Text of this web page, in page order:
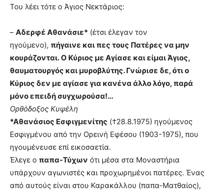
Του λέει τότε ο Άγιος Νεκτάριος:
– Αδερφέ Αθανάσιε* (έτσι έλεγαν τον
ηγούμενο), πήγαινε και πες τους Πατέρες να μην
κουράζονται. Ο Κύριος με Αγίασε και είμαι Άγιος,
θαυματουργός και μυροβλύτης. Γνώρισε δε, ότι ο
Κύριος δεν με αγίασε για κανένα άλλο λόγο, παρά
μόνο επειδή συγχωρούσα!…
Ορθόδοξος Κυψέλη
*Αθανάσιος Εσφιγμενίτης (†28.8.1975) ηγούμενος
Εσφιγμένου από την Ορεινή Εφέσου (1903-1975), που
ηγουμένευσε επί εικοσαετία.
Έλεγε ο παπα-Τύχων ότι μέσα στα Μοναστήρια
υπάρχουν αγωνιστές και προχωρημένοι πατέρες. Ένας
από αυτούς είναι στου Καρακάλλου (παπα-Ματθαίος),